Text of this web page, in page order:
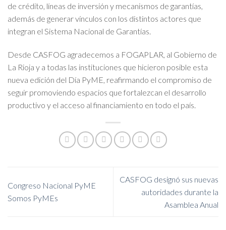
de crédito, líneas de inversión y mecanismos de garantías,
además de generar vínculos con los distintos actores que
integran el Sistema Nacional de Garantías.
Desde CASFOG agradecemos a FOGAPLAR, al Gobierno de
La Rioja y a todas las instituciones que hicieron posible esta
nueva edición del Día PyME, reafirmando el compromiso de
seguir promoviendo espacios que fortalezcan el desarrollo
productivo y el acceso al financiamiento en todo el país.
Congreso Nacional PyME
Somos PyMEs
CASFOG designó sus nuevas
autoridades durante la
Asamblea Anual